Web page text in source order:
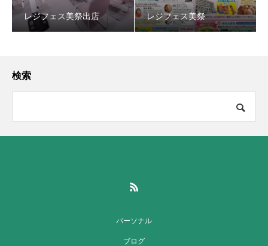
レジフェス美祭出店 レジフェス美祭
検索
パーソナル
ブログ